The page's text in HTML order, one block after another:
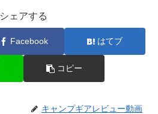
シェアする
Facebook はてブ
コピー
キャンプギアレビュー動画